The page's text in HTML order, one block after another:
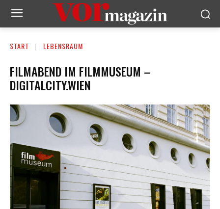
START LEBENSRAUM
FILMABEND IM FILMMUSEUM –
DIGITALCITY.WIEN